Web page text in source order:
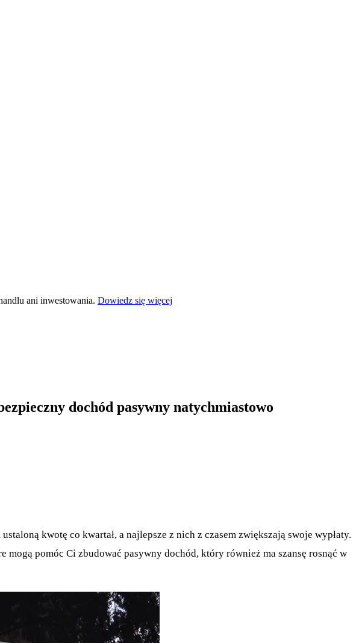
ani inwestowania. Dowiedz się więcej
dochód pasywny natychmiastowo
kwotę co kwartał, a najlepsze z nich z czasem zwiększają swoje wypłaty.
pomóc Ci zbudować pasywny dochód, który również ma szansę rosnąć w